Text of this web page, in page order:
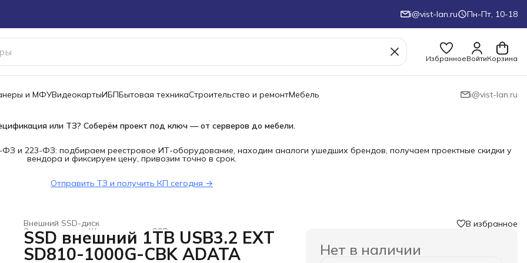
i@vist-lan.ru Пн-Пт, 10-18
ИзбранноеВойтиКорзина
и МФУВидеокартыИБПБытовая техникаСтроительство и ремонтМебель i@vist-lan.ru
или ТЗ? Соберём проект под ключ — от серверов до мебели.
и 223-ФЗ: подбираем реестровое ИТ-оборудование, находим аналоги ушедших брендов, получаем проектные скидки у
вендора и фиксируем цену, привозим точно в срок.
Отправить ТЗ и получить КП сегодня →
Внешний SSD-диск
Жесткие диски, SSD и сетевые накопители ›
Электроника
Главная
SSD внешний 1TB USB3.2 EXT
SD810-1000G-CBK ADATA
В избранное
Нет в наличии